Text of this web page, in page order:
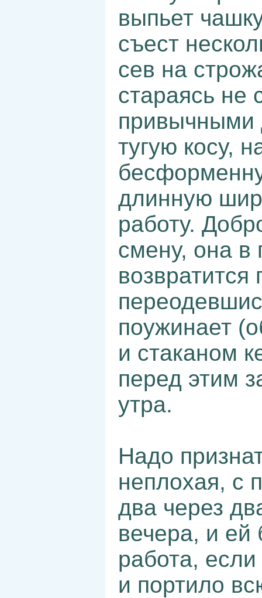
выпьет
съест
сев на
стараясь не
привычными
тугую косу,
длинную
работу.
смену, она в
поужинает
и стаканом
перед этим
утра.
Надо
неплохая, с
два через
вечера, и ей
работа,
и портило